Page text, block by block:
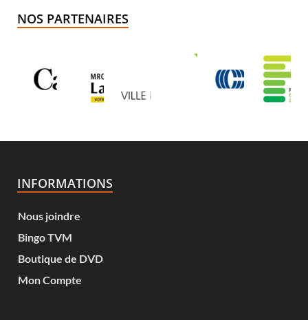
NOS PARTENAIRES
INFORMATIONS
Nous joindre
Bingo TVM
Boutique de DVD
Mon Compte